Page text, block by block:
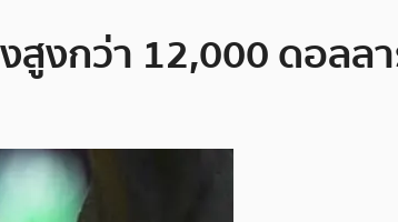
งกว่า 12,000 ดอลล